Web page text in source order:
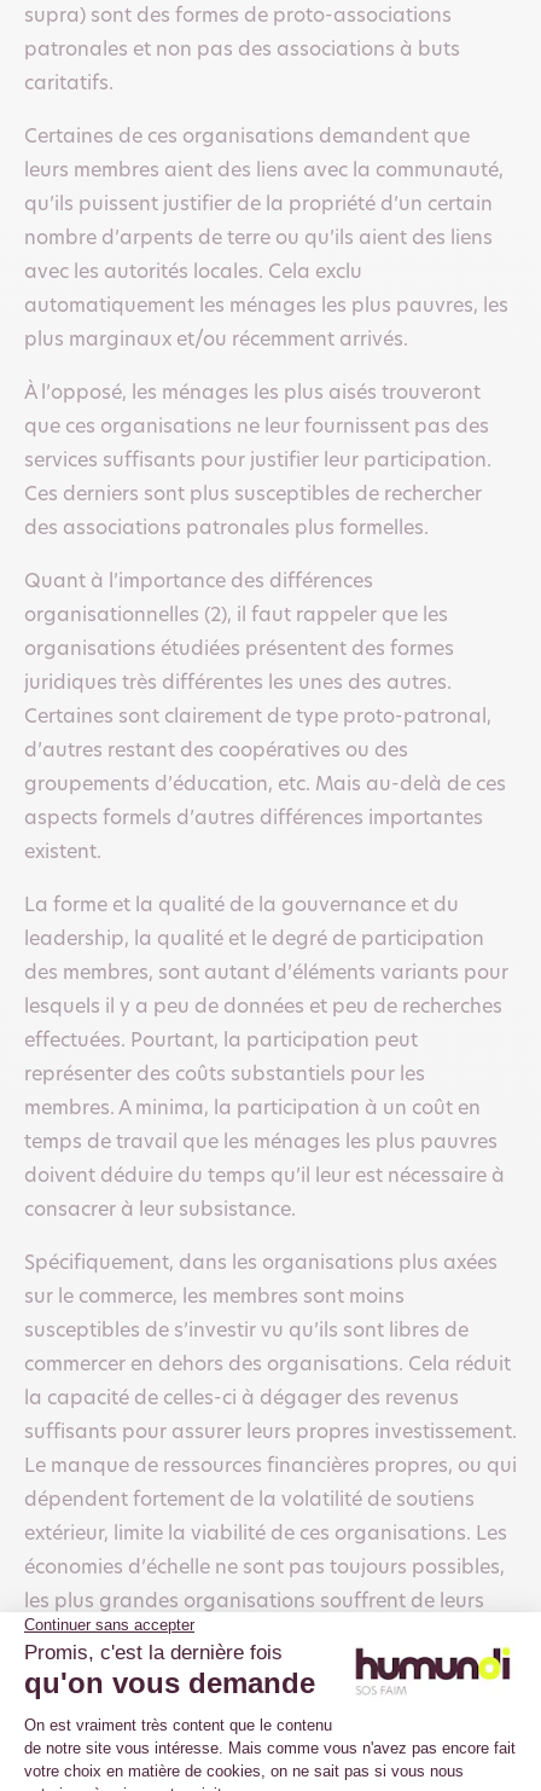
supra) sont des formes de proto-associations
patronales et non pas des associations à buts
caritatifs.
Certaines de ces organisations demandent que
leurs membres aient des liens avec la communauté,
qu’ils puissent justifier de la propriété d’un certain
nombre d’arpents de terre ou qu’ils aient des liens
avec les autorités locales. Cela exclu
automatiquement les ménages les plus pauvres, les
plus marginaux et/ou récemment arrivés.
À l’opposé, les ménages les plus aisés trouveront
que ces organisations ne leur fournissent pas des
services suffisants pour justifier leur participation.
Ces derniers sont plus susceptibles de rechercher
des associations patronales plus formelles.
Quant à l’importance des différences
organisationnelles (2), il faut rappeler que les
organisations étudiées présentent des formes
juridiques très différentes les unes des autres.
Certaines sont clairement de type proto-patronal,
d’autres restant des coopératives ou des
groupements d’éducation, etc. Mais au-delà de ces
aspects formels d’autres différences importantes
existent.
La forme et la qualité de la gouvernance et du
leadership, la qualité et le degré de participation
des membres, sont autant d’éléments variants pour
lesquels il y a peu de données et peu de recherches
effectuées. Pourtant, la participation peut
représenter des coûts substantiels pour les
membres. A minima, la participation à un coût en
temps de travail que les ménages les plus pauvres
doivent déduire du temps qu’il leur est nécessaire à
consacrer à leur subsistance.
Spécifiquement, dans les organisations plus axées
sur le commerce, les membres sont moins
susceptibles de s’investir vu qu’ils sont libres de
commercer en dehors des organisations. Cela réduit
la capacité de celles-ci à dégager des revenus
suffisants pour assurer leurs propres investissement.
Le manque de ressources financières propres, ou qui
dépendent fortement de la volatilité de soutiens
extérieur, limite la viabilité de ces organisations. Les
économies d’échelle ne sont pas toujours possibles,
les plus grandes organisations souffrent de leurs
frais de fonctionnement. Les plus petites de leur
manque de ressource.
Paradoxalement, les organisations les plus
inclusives et ouvertes (conditions d’entrée souples et